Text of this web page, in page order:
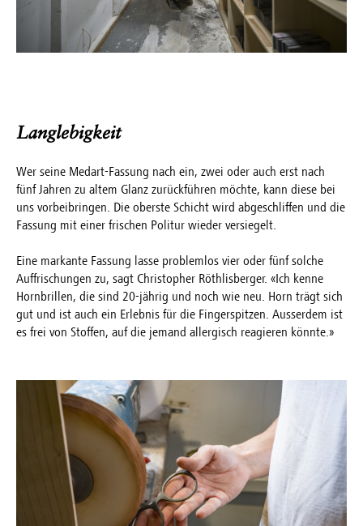
Langlebigkeit
Wer seine Medart-Fassung nach ein, zwei oder auch erst nach
fünf Jahren zu altem Glanz zurückführen möchte, kann diese bei
uns vorbeibringen. Die oberste Schicht wird abgeschliffen und die
Fassung mit einer frischen Politur wieder versiegelt.
Eine markante Fassung lasse problemlos vier oder fünf solche
Auffrischungen zu, sagt Christopher Röthlisberger. «Ich kenne
Hornbrillen, die sind 20-jährig und noch wie neu. Horn trägt sich
gut und ist auch ein Erlebnis für die Fingerspitzen. Ausserdem ist
es frei von Stoffen, auf die jemand allergisch reagieren könnte.»